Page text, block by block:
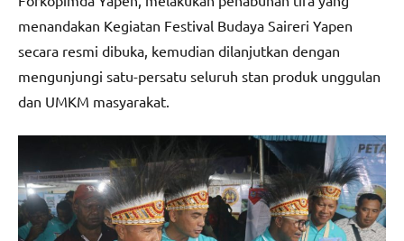
menandakan Kegiatan Festival Budaya Saireri Yapen
secara resmi dibuka, kemudian dilanjutkan dengan
mengunjungi satu-persatu seluruh stan produk unggulan
dan UMKM masyarakat.